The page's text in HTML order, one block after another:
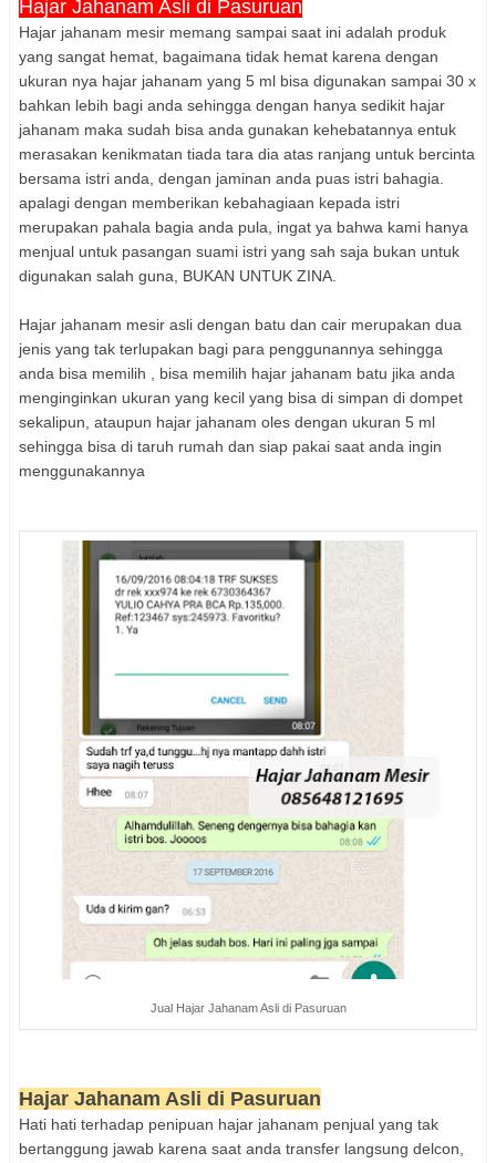
Hajar Jahanam Asli di Pasuruan
Hajar jahanam mesir memang sampai saat ini adalah produk
yang sangat hemat, bagaimana tidak hemat karena dengan
ukuran nya hajar jahanam yang 5 ml bisa digunakan sampai 30 x
bahkan lebih bagi anda sehingga dengan hanya sedikit hajar
jahanam maka sudah bisa anda gunakan kehebatannya entuk
merasakan kenikmatan tiada tara dia atas ranjang untuk bercinta
bersama istri anda, dengan jaminan anda puas istri bahagia.
apalagi dengan memberikan kebahagiaan kepada istri
merupakan pahala bagia anda pula, ingat ya bahwa kami hanya
menjual untuk pasangan suami istri yang sah saja bukan untuk
digunakan salah guna, BUKAN UNTUK ZINA.
Hajar jahanam mesir asli dengan batu dan cair merupakan dua
jenis yang tak terlupakan bagi para penggunannya sehingga
anda bisa memilih , bisa memilih hajar jahanam batu jika anda
menginginkan ukuran yang kecil yang bisa di simpan di dompet
sekalipun, ataupun hajar jahanam oles dengan ukuran 5 ml
sehingga bisa di taruh rumah dan siap pakai saat anda ingin
menggunakannya
Jual Hajar Jahanam Asli di Pasuruan
Hajar Jahanam Asli di Pasuruan
Hati hati terhadap penipuan hajar jahanam penjual yang tak
bertanggung jawab karena saat anda transfer langsung delcon